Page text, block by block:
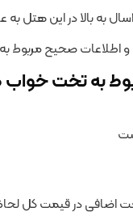
صحیح مربوط
به تخت
در قیمت کل لحاظ